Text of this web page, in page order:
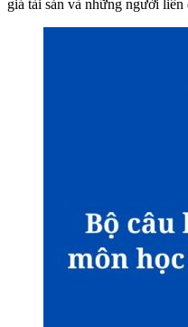
giá tài sản và những người liên